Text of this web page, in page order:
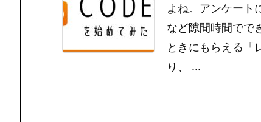
よね。アンケート
など隙間時間でで
ときにもらえる「
り、 ...